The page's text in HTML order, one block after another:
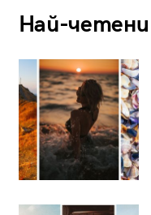
Най-четени